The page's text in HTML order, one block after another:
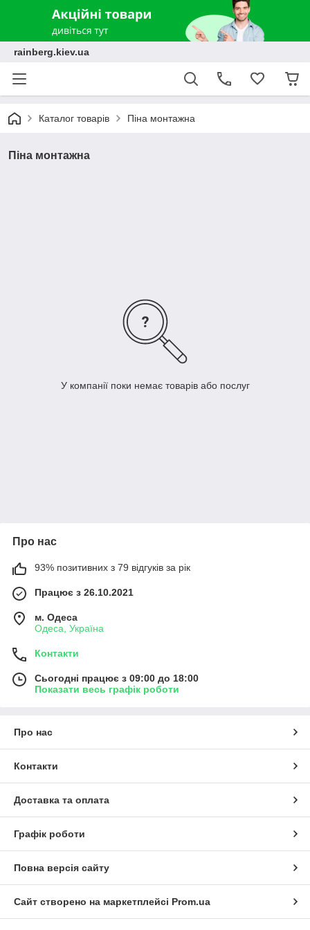
rainberg.kiev.ua
Каталог товарів Піна монтажна
Піна монтажна
У компанії поки немає товарів або послуг
Про нас
93% позитивних з 79 відгуків за рік
Працює з 26.10.2021
м. Одеса
Одеса, Україна
Контакти
Сьогодні працює з 09:00 до 18:00
Показати весь графік роботи
Про нас
Контакти
Доставка та оплата
Графік роботи
Повна версія сайту
Сайт створено на маркетплейсі Prom.ua